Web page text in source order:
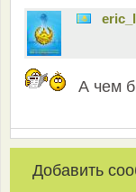
А чем
Добавить